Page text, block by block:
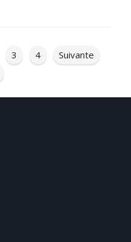
3 4 Suivante